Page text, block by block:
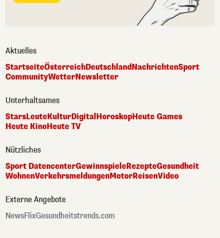
Aktuelles
StartseiteÖsterreichDeutschlandNachrichtenSport
CommunityWetterNewsletter
Unterhaltsames
StarsLeuteKulturDigital HoroskopHeute Games
Heute KinoHeute TV
Nützliches
Sport DatencenterGewinnspieleRezepteGesundheit
WohnenVerkehrsmeldungenMotorReisenVideo
Externe Angebote
NewsFlixGesundheitstrends.com